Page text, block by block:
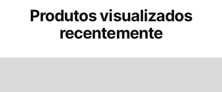
Produtos visualizados
recentemente